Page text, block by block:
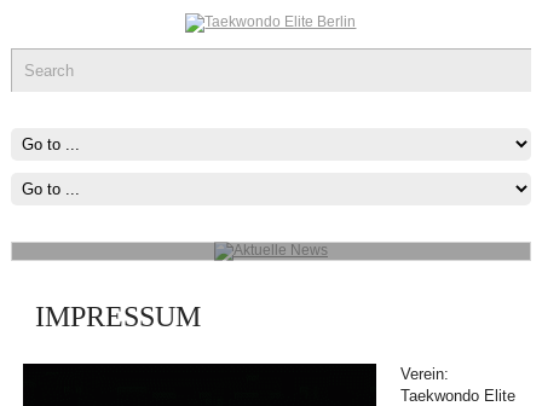
Aktuelle News
mehr...
IMPRESSUM
Verein:
Taekwondo Elite